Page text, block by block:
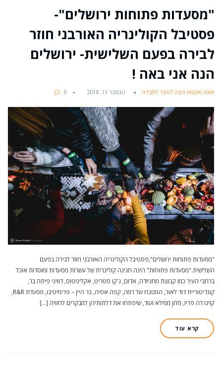
"מסעדות פתוחות ירושלים"-
פסטיבל הקולינריה האורבני חוזר
לבירה בפעם השלישית- ירושלים
הנה אני באה !
מאת טועמת ורצה לספר לחב'רה נובמבר 11, 2018 0
"מסעדות פתוחות ירושלים",פסטיבל הקולינריה האורבני חוזר לבירה בפעם
השלישית."מסעדות פתוחות" הינה חגיגה קולינרית של עשרות מסעדות ומוסדות אוכל
ברחבי העיר כמו קבוצת מחניודה, אדום, ג'קו סטריט, אקליפטוס, דוויני פיתה בר,
קונדיטוריית דוד לאור, המטבח של רמה, קפה אסיה, בר היין – פרימיטיבו, מסעדת R&R,
קזינו דה פריז, מלון ממילא ועוד, שיפתחו את דלתותיהן למבקרים לחוויה […]
קרא עוד